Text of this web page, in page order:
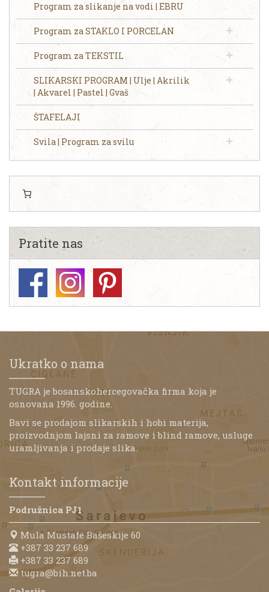
Program za slikanje na vodi | EBRU
Program za STAKLO I PORCELAN
Program za TEKSTIL
SLIKARSKI PROGRAM | Ulje | Akrilik
| Akvarel | Pastel | Gvaš
ŠTAFELAJI
Svila | Program za svilu
Pratite nas
Ukratko o nama
TUGRA je bosanskohercegovačka firma koja je
osnovana 1996. godine.
Bavi se prodajom slikarskih i hobi materija,
proizvodnjom lajsni za ramove i blind ramove, usluge
uramljivanja i prodaje slika.
Kontakt informacije
Podružnica PJ1
Mula Mustafe Bašeskije 60
+387 33 237 689
+387 33 237 689
tugra@bih.net.ba